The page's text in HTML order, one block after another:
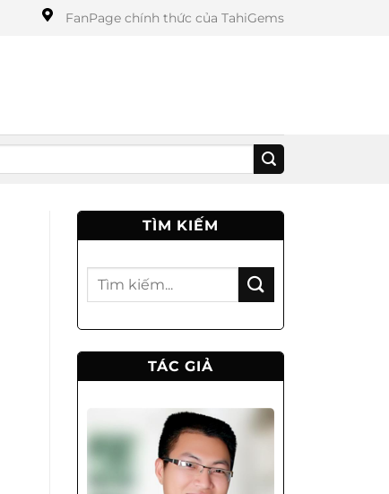
FanPage chính thức của TahiGems
TÌM KIẾM
TÁC GIẢ